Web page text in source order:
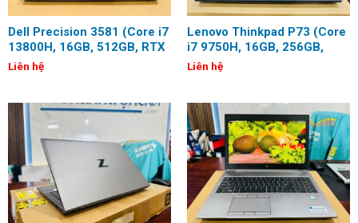
Dell Precision 3581 (Core i7
13800H, 16GB, 512GB, RTX
A500, 15.6 inch, Full HD)
Liên hệ
Lenovo Thinkpad P73 (Core
i7 9750H, 16GB, 256GB,
Quadro P620, 17.3 inch,
Liên hệ